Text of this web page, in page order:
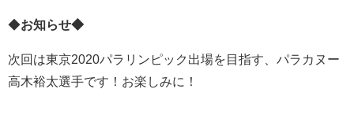
◆お知らせ◆
次回は東京2020パラリンピック出場を目指す、パラカヌー
高木裕太選手です！お楽しみに！